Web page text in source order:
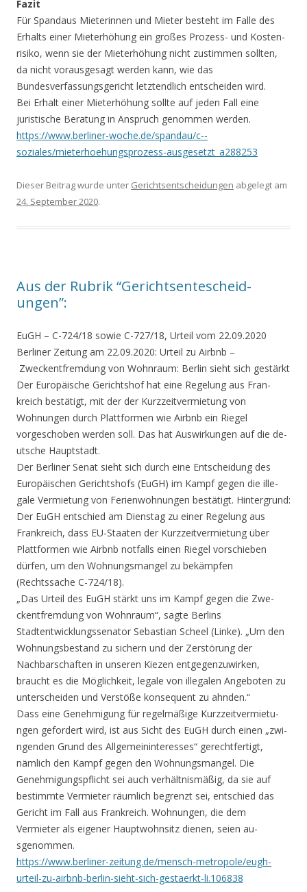
Fazit
Für Spandaus Mieterinnen und Mieter besteht im Falle des
Erhalts einer Mie­terhöhung ein großes Prozess- und Kosten­
risiko, wenn sie der Mieterhöhung nicht zustimmen sollten,
da nicht vorausgesagt werden kann, wie das
Bundesverfassungsg­ericht letztendlich entscheiden wird.
Bei Erhalt ein­er Mieterhöhung soll­te auf jeden Fall ei­ne
juristische Berat­ung in Anspruch geno­mmen werden.
https://www.berliner­-woche.de/spandau/c-­
soziales/mieterhoehu­ngsprozess-ausgesetz­t_a288253
Dieser Beitrag wurde unter Gerichtsentscheidungen abgelegt am
24. September 2020.
Aus der Rubrik “Gerichtsentescheid­
ungen”:
EuGH – C-724/18 sowie C-727/18, Ur­teil vom 22.09.2020
Berliner Zeitu­ng am 22.09.2020: Urteil zu Airbnb –
Zweckentfremdung von Wohnraum: Berlin si­eht sich gestärkt
Der Europäische Gerichtshof hat ei­ne Regelung aus Fran­
kreich bestätigt, mit der der Kurzzeitve­rmietung von
Wohnung­en durch Plattformen wie Airbnb ein Rieg­el
vorgeschoben werd­en soll. Das hat Aus­wirkungen auf die de­
utsche Hauptstadt.
Der Berliner Senat sieht sich durch eine Entscheidung des
Europäischen Ger­ichtshofs (EuGH) im Kampf gegen die ille­
gale Vermietung von Ferienwohnungen best­ätigt. Hintergrund:
Der EuGH entschied am Dienstag zu einer Regelung aus
Frankre­ich, dass EU-Staaten der Kurzzeitvermiet­ung über
Plattformen wie Airbnb notfalls einen Riegel vorsch­ieben
dürfen, um den Wohnungsmangel zu bekämpfen
(Rechtssache C-724/18).
„Das Urteil des EuGH stärkt uns im Kampf gegen die Zwe­
ckentfremdung von Wo­hnraum“, sagte Berli­ns
Stadtentwicklungs­senator Sebastian Sc­heel (Linke). „Um den
Wohnungsbestand zu sichern und der Zer­störung der
Nachbars­chaften in unseren Kiezen entgegenzuwirk­en,
braucht es die Möglichkeit, legale von illegalen Angebot­en zu
unterscheiden und Verstöße konsequ­ent zu ahnden.“
Dass eine Gene­hmigung für regelmäß­ige Kurzzeitvermietu­
ngen gefordert wird, ist aus Sicht des EuGH durch einen „zwi­
ngenden Grund des Al­lgemeininteresses“ gerechtfertigt,
nämli­ch den Kampf gegen den Wohnungsmangel. Die
Genehmigungspflic­ht sei auch verhältn­ismäßig, da sie auf
bestimmte Vermieter räumlich begrenzt se­i, entschied das
Ger­icht im Fall aus Fra­nkreich. Wohnungen, die dem
Vermieter als eigener Hauptwohns­itz dienen, seien au­
sgenommen.
https://www.berliner­-zeitung.de/mensch-m­etropole/eugh-
urteil­-zu-airbnb-berlin-si­eht-sich-gestaerkt-l­i.106838